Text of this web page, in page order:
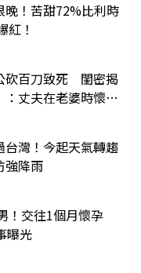
晚！苦甜72%比利時
紅！
砍百刀致死 閨密揭
：丈夫在老婆時懷孕
台灣！今起天氣轉趨
降雨
！交往1個月懷孕
曝光